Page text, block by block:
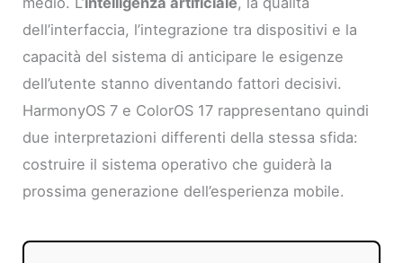
dell’interfaccia, l’integrazione tra dispositivi e la
capacità del sistema di anticipare le esigenze
dell’utente stanno diventando fattori decisivi.
HarmonyOS 7 e ColorOS 17 rappresentano quindi
due interpretazioni differenti della stessa sfida:
costruire il sistema operativo che guiderà la
prossima generazione dell’esperienza mobile.